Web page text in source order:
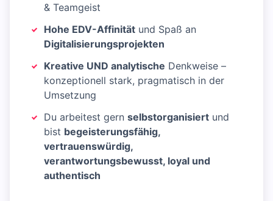
& Teamgeist
Hohe EDV-Affinität und Spaß an
Digitalisierungsprojekten
Kreative UND analytische Denkweise –
konzeptionell stark, pragmatisch in der
Umsetzung
Du arbeitest gern selbstorganisiert und
bist begeisterungsfähig,
vertrauenswürdig,
verantwortungsbewusst, loyal und
authentisch